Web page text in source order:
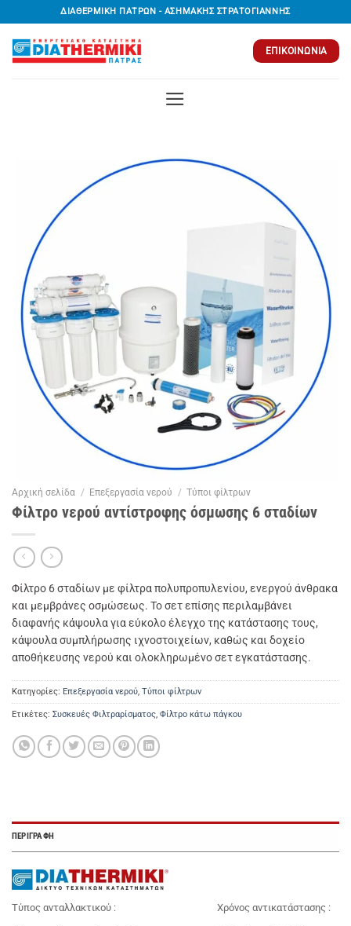
στο
περιεχόμενο
ΔΙΑΘΕΡΜΙΚΗ ΠΑΤΡΩΝ - ΑΣΗΜΑΚΗΣ ΣΤΡΑΤΟΓΙΑΝΝΗΣ
ΕΠΙΚΟΙΝΩΝΊΑ
Αρχική σελίδα / Επεξεργασία νερού / Τύποι φίλτρων
Φίλτρο νερού αντίστροφης όσμωσης 6 σταδίων
Φίλτρο 6 σταδίων με φίλτρα πολυπροπυλενίου, ενεργού άνθρακα
και μεμβράνες οσμώσεως. Το σετ επίσης περιλαμβάνει
διαφανής κάψουλα για εύκολο έλεγχο της κατάστασης τους,
κάψουλα συμπλήρωσης ιχνοστοιχείων, καθώς και δοχείο
αποθήκευσης νερού και ολοκληρωμένο σετ εγκατάστασης.
Κατηγορίες: Επεξεργασία νερού, Τύποι φίλτρων
Ετικέτες: Συσκευές Φιλτραρίσματος, Φίλτρο κάτω πάγκου
ΠΕΡΙΓΡΑΦΉ
Τύπος ανταλλακτικού : Χρόνος αντικατάστασης :